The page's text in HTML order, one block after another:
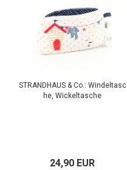
STRANDHAUS & Co.: Windeltasc
he, Wickeltasche
24,90 EUR